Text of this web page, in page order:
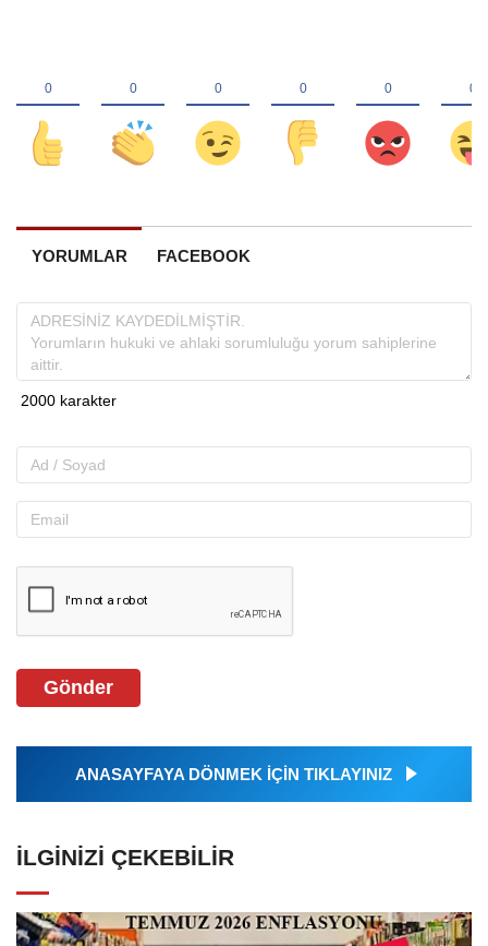
YORUMLAR FACEBOOK
Gönder
ANASAYFAYA DÖNMEK İÇİN TIKLAYINIZ
İLGINIZI ÇEKEBILIR